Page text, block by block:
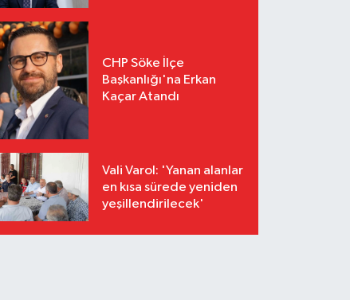
CHP Söke İlçe
Başkanlığı'na Erkan
Kaçar Atandı
Vali Varol: 'Yanan alanlar
en kısa sürede yeniden
yeşillendirilecek'